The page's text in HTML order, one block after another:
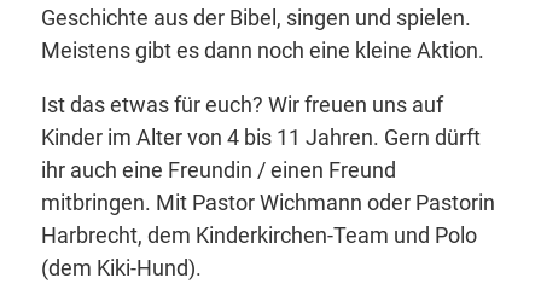
Geschichte aus der Bibel, singen und spielen.
Meistens gibt es dann noch eine kleine Aktion.
Ist das etwas für euch? Wir freuen uns auf
Kinder im Alter von 4 bis 11 Jahren. Gern dürft
ihr auch eine Freundin / einen Freund
mitbringen. Mit Pastor Wichmann oder Pastorin
Harbrecht, dem Kinderkirchen-Team und Polo
(dem Kiki-Hund).